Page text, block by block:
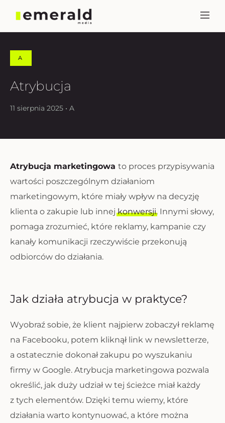
A
Atrybucja
11 sierpnia 2025 • A
Atrybucja marketingowa to proces przypisywania
wartości poszczególnym działaniom
marketingowym, które miały wpływ na decyzję
klienta o zakupie lub innejkonwersji. Innymi słowy,
pomaga zrozumieć, które reklamy, kampanie czy
kanały komunikacji rzeczywiście przekonują
odbiorców do działania.
Jak działa atrybucja w praktyce?
Wyobraź sobie, że klient najpierw zobaczył reklamę
na Facebooku, potem kliknął link w newsletterze,
a ostatecznie dokonał zakupu po wyszukaniu
firmy w Google. Atrybucja marketingowa pozwala
określić, jak duży udział w tej ścieżce miał każdy
z tych elementów. Dzięki temu wiemy, które
działania warto kontynuować, a które można